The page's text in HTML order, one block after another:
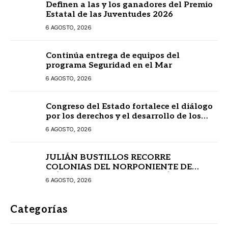
Definen a las y los ganadores del Premio
Estatal de las Juventudes 2026
6 AGOSTO, 2026
Continúa entrega de equipos del
programa Seguridad en el Mar
6 AGOSTO, 2026
Congreso del Estado fortalece el diálogo
por los derechos y el desarrollo de los
pueblos mayas
6 AGOSTO, 2026
JULIÁN BUSTILLOS RECORRE
COLONIAS DEL NORPONIENTE DE
MÉRIDA Y FORTALECE EL DIÁLOGO CON
LAS FAMILIAS
6 AGOSTO, 2026
Categorías